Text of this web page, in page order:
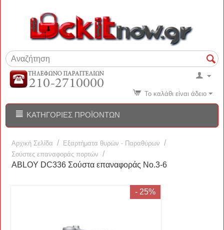
Το καλάθι είναι άδειο
ΚΑΤΗΓΟΡΊΕΣ ΠΡΟΪΌΝΤΩΝ
Αρχική Σελίδα / Εξαρτήματα θυρών - Παραθύρων /
Σούστες επαναφοράς πορτών /
ABLOY DC336 Σούστα επαναφοράς Νο.3-6
- 25%